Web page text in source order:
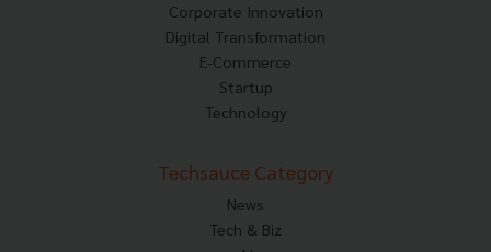
Corporate Innovation
Digital Transformation
E-Commerce
Startup
Technology
Techsauce Category
News
Tech & Biz